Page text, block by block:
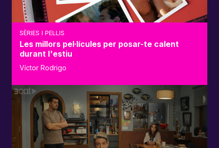
SÈRIES I PEL·LIS
Les millors pel·lícules per posar-te calent
durant l'estiu
Víctor Rodrigo